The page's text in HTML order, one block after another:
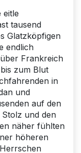
eitle
tausend
Glatzköpfigen
endlich
Frankreich
zum Blut
in
und
auf den
und den
näher fühlten
höheren